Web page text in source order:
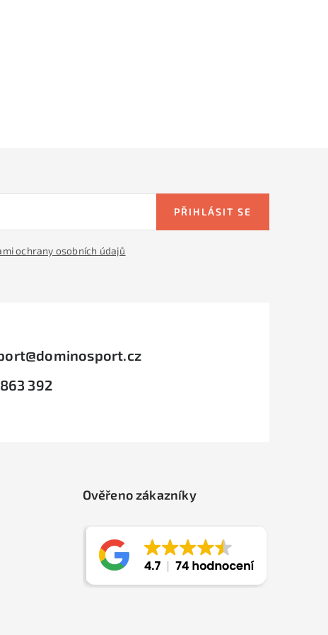
ochrany osobních údajů
PŘIHLÁSIT SE
@dominosport.cz
392
Ověřeno zákazníky